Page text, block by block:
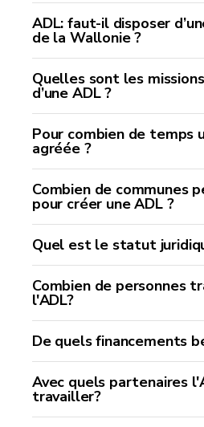
ADL: faut-il disposer
de la Wallonie ?
Quelles sont les
d’une ADL ?
Pour combien de temps
agréée ?
Combien de communes
pour créer une ADL ?
Quel est le statut
Combien de personnes
l'ADL?
De quels financements
Avec quels partenaires
travailler?